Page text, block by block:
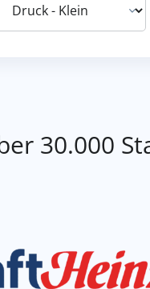
30.000